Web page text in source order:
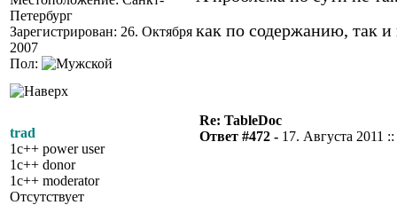
Петербург
Зарегистрирован: 26. Октября
2007
Пол:
как по содержанию, так
trad
1c++ power user
1c++ donor
1c++ moderator
Отсутствует
Re: TableDoc
Ответ #472 - 17. Августа 2011